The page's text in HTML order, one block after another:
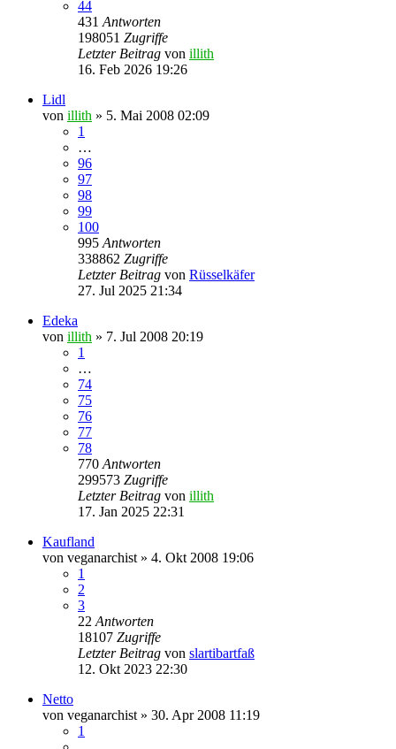
44
431 Antworten
198051 Zugriffe
Letzter Beitrag von illith
16. Feb 2026 19:26
Lidl
von illith » 5. Mai 2008 02:09
1
…
96
97
98
99
100
995 Antworten
338862 Zugriffe
Letzter Beitrag von Rüsselkäfer
27. Jul 2025 21:34
Edeka
von illith » 7. Jul 2008 20:19
1
…
74
75
76
77
78
770 Antworten
299573 Zugriffe
Letzter Beitrag von illith
17. Jan 2025 22:31
Kaufland
von veganarchist » 4. Okt 2008 19:06
1
2
3
22 Antworten
18107 Zugriffe
Letzter Beitrag von slartibartfaß
12. Okt 2023 22:30
Netto
von veganarchist » 30. Apr 2008 11:19
1